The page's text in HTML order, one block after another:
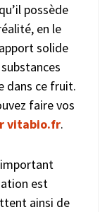
possède
en le
solide
dans ce fruit.
faire vos
vitabio.fr.
est
ainsi de